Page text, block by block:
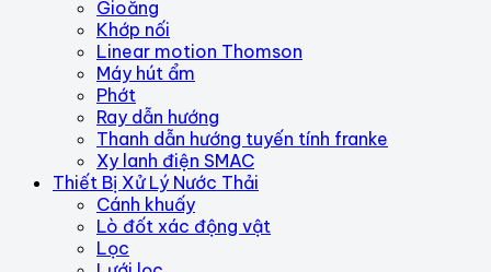
Gioăng
Khớp nối
Linear motion Thomson
Máy hút ẩm
Phớt
Ray dẫn hướng
Thanh dẫn hướng tuyến tính franke
Xy lanh điện SMAC
Thiết Bị Xử Lý Nước Thải
Cánh khuấy
Lò đốt xác động vật
Lọc